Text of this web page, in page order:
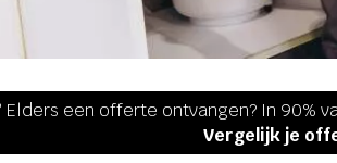
Elders een offerte ontvangen? In 90%
Vergelijk je